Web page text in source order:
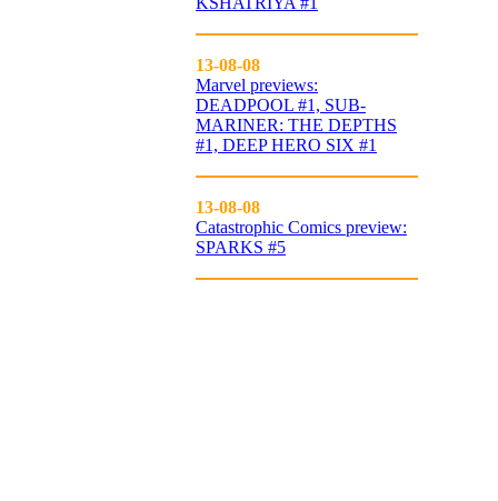
13-08-08
Marvel previews:
DEADPOOL #1, SUB-
MARINER: THE DEPTHS
#1, DEEP HERO SIX #1
13-08-08
Catastrophic Comics preview:
SPARKS #5